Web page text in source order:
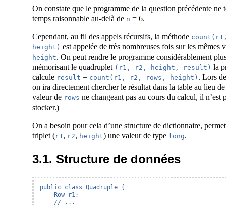
On constate que le programme de la question précédente ne
temps raisonnable au-delà de n = 6.
Cependant, au fil des appels récursifs, la méthode
height) est appelée de très nombreuses fois sur les mêmes
height. On peut rendre le programme considérablement
mémorisant le quadruplet (r1, r2, height, result) la
calcule result = count(r1, r2, rows, height) . Lors
on ira directement chercher le résultat dans la table au lieu
valeur de rows ne changeant pas au cours du calcul, il n’est
stocker.)
On a besoin pour cela d’une structure de dictionnaire,
triplet (r1 , r2, height) une valeur de type long.
3.1. Structure de données
public class Quadruple {
    Row r1;
    // ...